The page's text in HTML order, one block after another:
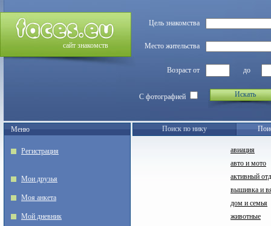
сайт знакомств
Цель знакомства
Место жительства
Возраст от до
С фотографией Искать
Меню
Регистрация
Мои друзья
Моя анкета
Мой дневник
Поиск по нику
авиация
авто и мото
активный
вышивка и
дом и семья
животные